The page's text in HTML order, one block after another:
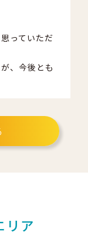
っていただ
、今後とも
リア